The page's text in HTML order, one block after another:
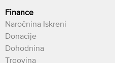
Finance
Naročnina Iskreni
Donacije
Dohodnina
Trgovina